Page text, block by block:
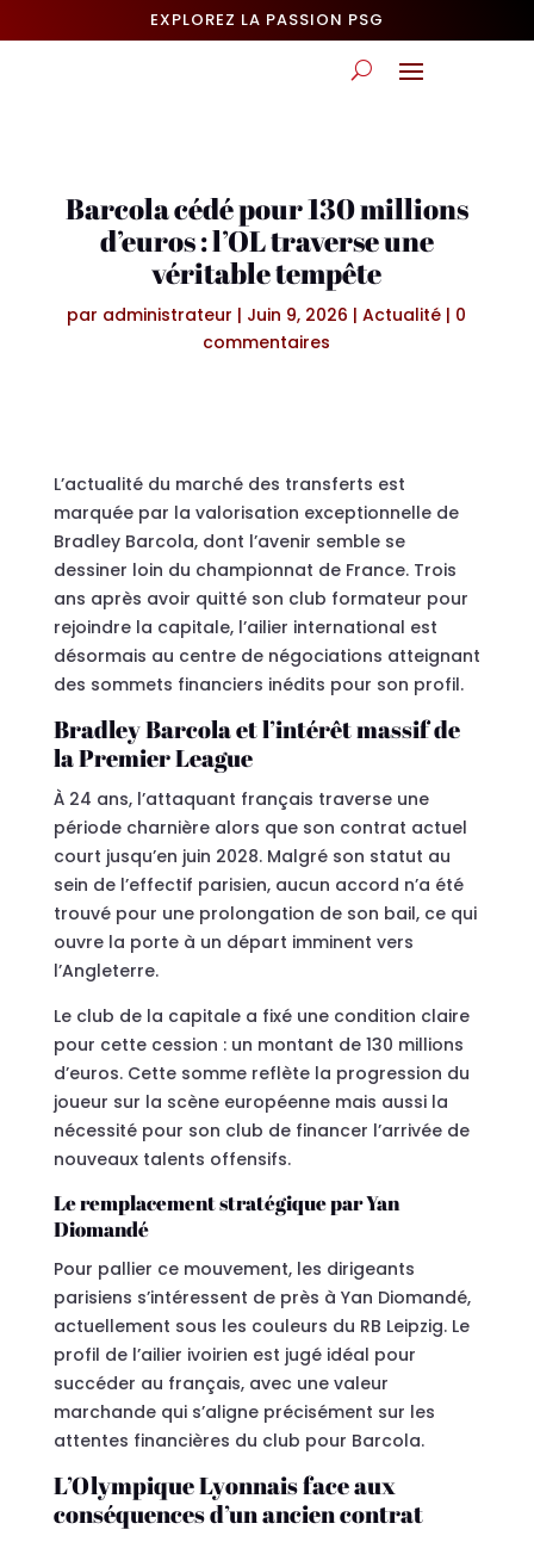
EXPLOREZ LA PASSION PSG
Barcola cédé pour 130 millions
d’euros : l’OL traverse une
véritable tempête
par administrateur | Juin 9, 2026 |Actualité | 0
commentaires
L’actualité du marché des transferts est
marquée par la valorisation exceptionnelle de
Bradley Barcola, dont l’avenir semble se
dessiner loin du championnat de France. Trois
ans après avoir quitté son club formateur pour
rejoindre la capitale, l’ailier international est
désormais au centre de négociations atteignant
des sommets financiers inédits pour son profil.
Bradley Barcola et l’intérêt massif de
la Premier League
À 24 ans, l’attaquant français traverse une
période charnière alors que son contrat actuel
court jusqu’en juin 2028. Malgré son statut au
sein de l’effectif parisien, aucun accord n’a été
trouvé pour une prolongation de son bail, ce qui
ouvre la porte à un départ imminent vers
l’Angleterre.
Le club de la capitale a fixé une condition claire
pour cette cession : un montant de 130 millions
d’euros. Cette somme reflète la progression du
joueur sur la scène européenne mais aussi la
nécessité pour son club de financer l’arrivée de
nouveaux talents offensifs.
Le remplacement stratégique par Yan
Diomandé
Pour pallier ce mouvement, les dirigeants
parisiens s’intéressent de près à Yan Diomandé,
actuellement sous les couleurs du RB Leipzig. Le
profil de l’ailier ivoirien est jugé idéal pour
succéder au français, avec une valeur
marchande qui s’aligne précisément sur les
attentes financières du club pour Barcola.
L’Olympique Lyonnais face aux
conséquences d’un ancien contrat